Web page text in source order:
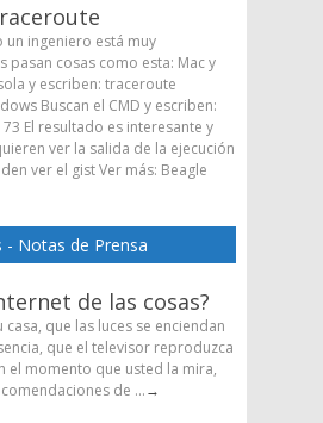
un ingeniero está muy
pasan cosas como esta: Mac y
y escriben: traceroute
Buscan el CMD y escriben:
El resultado es interesante y
ver la salida de la ejecución
ver el gist Ver más: Beagle
- Notas de Prensa
de las cosas?
casa, que las luces se enciendan
que el televisor reproduzca
el momento que usted la mira,
de ...→